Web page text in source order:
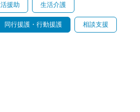
援助 生活介護
同行援護・行動援護 相談支援